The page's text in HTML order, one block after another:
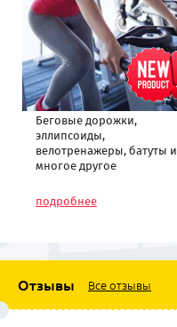
Беговые дорожки,
эллипсоиды,
велотренажеры, батуты и
многое другое
оборудование по низким
ценам
подробнее
Отзывы Все отзывы